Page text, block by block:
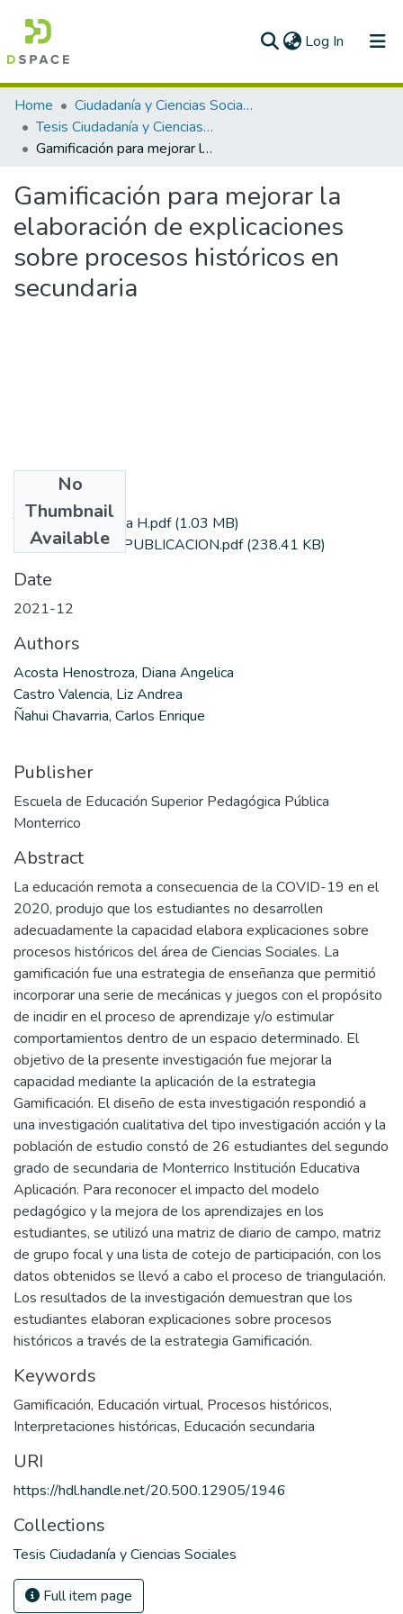
Log In (current)
Communities & Collections
All of DSpace
Home
Ciudadanía y Ciencias Sociales
Tesis Ciudadanía y Ciencias Sociales
Gamificación para mejorar la elaboración de explicaciones sobre procesos históricos en secundaria
Gamificación para mejorar la
elaboración de explicaciones
sobre procesos históricos en
secundaria
No
Thumbnail
Available
Tesis_CHS_Acosta H.pdf(1.03 MB)
AUTORIZACION PUBLICACION.pdf(238.41 KB)
Date
2021-12
Authors
Acosta Henostroza, Diana Angelica
Castro Valencia, Liz Andrea
Ñahui Chavarria, Carlos Enrique
Publisher
Escuela de Educación Superior Pedagógica Pública
Monterrico
Abstract
La educación remota a consecuencia de la COVID-19 en el
2020, produjo que los estudiantes no desarrollen
adecuadamente la capacidad elabora explicaciones sobre
procesos históricos del área de Ciencias Sociales. La
gamificación fue una estrategia de enseñanza que permitió
incorporar una serie de mecánicas y juegos con el propósito
de incidir en el proceso de aprendizaje y/o estimular
comportamientos dentro de un espacio determinado. El
objetivo de la presente investigación fue mejorar la
capacidad mediante la aplicación de la estrategia
Gamificación. El diseño de esta investigación respondió a
una investigación cualitativa del tipo investigación acción y la
población de estudio constó de 26 estudiantes del segundo
grado de secundaria de Monterrico Institución Educativa
Aplicación. Para reconocer el impacto del modelo
pedagógico y la mejora de los aprendizajes en los
estudiantes, se utilizó una matriz de diario de campo, matriz
de grupo focal y una lista de cotejo de participación, con los
datos obtenidos se llevó a cabo el proceso de triangulación.
Los resultados de la investigación demuestran que los
estudiantes elaboran explicaciones sobre procesos
históricos a través de la estrategia Gamificación.
Keywords
Gamificación, Educación virtual, Procesos históricos,
Interpretaciones históricas, Educación secundaria
URI
https://hdl.handle.net/20.500.12905/1946
Collections
Tesis Ciudadanía y Ciencias Sociales
Full item page